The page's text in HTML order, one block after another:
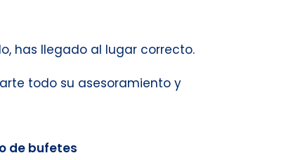
has llegado al lugar correcto.
todo su asesoramiento y